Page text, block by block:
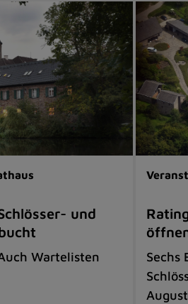
und
Wartelisten
Sechs